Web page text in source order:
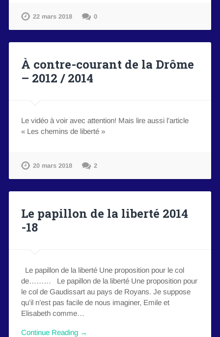
22 mars 2018 0
À contre-courant de la Drôme
– 2012 / 2014
Le vidéo à voir avec attention! Mais lire aussi l’article
« Les chemins de liberté »
20 mars 2018 2
Le papillon de la liberté 2014
-18
Le papillon de la liberté Une proposition pour le col
de……… Le papillon de la liberté Une proposition pour
le col de Gaudissart au pays de Royans. Je suppose
qu’il n’est pas facile de nous imaginer, Emile et
Elisabeth comme…
Continue Reading →